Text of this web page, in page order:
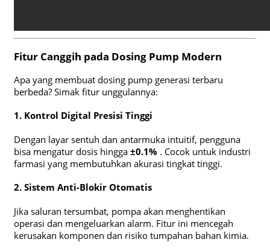
Fitur Canggih pada Dosing Pump Modern
Apa yang membuat dosing pump generasi terbaru
berbeda? Simak fitur unggulannya:
1. Kontrol Digital Presisi Tinggi
Dengan layar sentuh dan antarmuka intuitif, pengguna
bisa mengatur dosis hingga ±0.1% . Cocok untuk industri
farmasi yang membutuhkan akurasi tingkat tinggi.
2. Sistem Anti-Blokir Otomatis
Jika saluran tersumbat, pompa akan menghentikan
operasi dan mengeluarkan alarm. Fitur ini mencegah
kerusakan komponen dan risiko tumpahan bahan kimia.